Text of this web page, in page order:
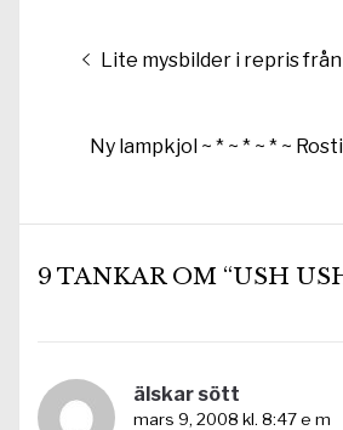
Inläggsnavigering
Föregående
Lite mysbilder i repris
Nästa
Ny lampkjol ~ * ~ * ~ * ~
9 TANKAR OM “USH
älskar sött
mars 9, 2008 kl. 8:47 e m